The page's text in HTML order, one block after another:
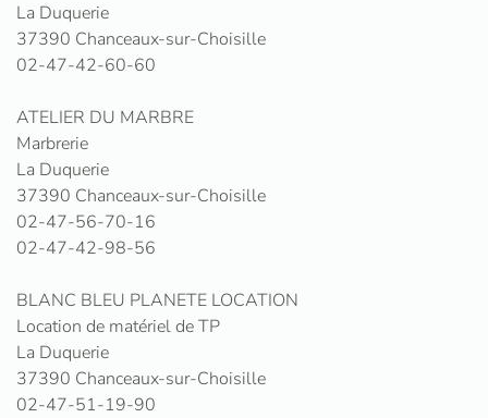
La Duquerie
37390 Chanceaux-sur-Choisille
02-47-42-60-60
ATELIER DU MARBRE
Marbrerie
La Duquerie
37390 Chanceaux-sur-Choisille
02-47-56-70-16
02-47-42-98-56
BLANC BLEU PLANETE LOCATION
Location de matériel de TP
La Duquerie
37390 Chanceaux-sur-Choisille
02-47-51-19-90